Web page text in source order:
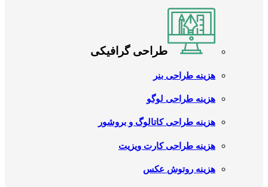
طراحی گرافیکی
هزینه طراحی بنر
هزینه طراحی لوگو
هزینه طراحی کاتالوگ و بروشور
هزینه طراحی کارت ویزیت
هزینه روتوش عکس